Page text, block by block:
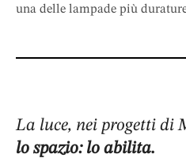
una delle lampade più
La luce, nei progetti di
lo spazio: lo abilita.